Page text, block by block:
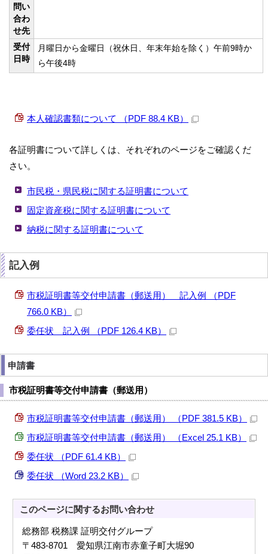
問い
合わ
せ先
受付
日時
月曜日から金曜日（祝休日、年末年始を除く）午前9時か
ら午後4時
本人確認書類について （PDF 88.4 KB）
各証明書について詳しくは、それぞれのページをご確認くだ
さい。
市民税・県民税に関する証明書について
固定資産税に関する証明書について
納税に関する証明書について
記入例
市税証明書等交付申請書（郵送用） 記入例 （PDF
766.0 KB）
委任状 記入例 （PDF 126.4 KB）
申請書
市税証明書等交付申請書（郵送用）
市税証明書等交付申請書（郵送用） （PDF 381.5 KB）
市税証明書等交付申請書（郵送用） （Excel 25.1 KB）
委任状 （PDF 61.4 KB）
委任状 （Word 23.2 KB）
このページに関するお問い合わせ
総務部 税務課 証明交付グループ
〒483-8701 愛知県江南市赤童子町大堀90